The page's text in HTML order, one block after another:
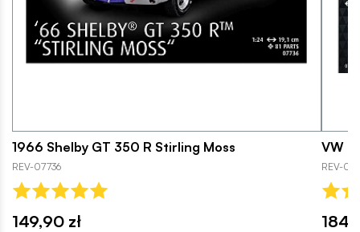
1966 Shelby GT 350 R Stirling Moss
REV-07736
149,90 zł
VW
REV-